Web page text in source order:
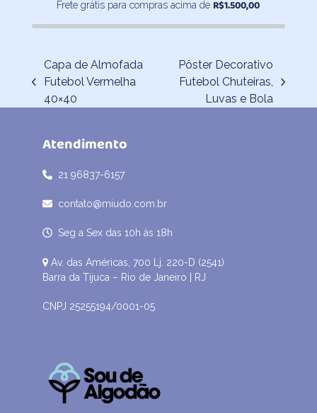
Frete grátis para compras acima de R$1.500,00
previous
post:
Capa de Almofada
Futebol Vermelha
40×40
next
post:
Pôster Decorativo
Futebol Chuteiras,
Luvas e Bola
Atendimento
21 96837-6157
contato@miudo.com.br
Seg a Sex das 10h às 18h
Av. das Américas, 700 Lj. 220-D (2541)
Barra da Tijuca – Rio de Janeiro | RJ
CNPJ 25255194/0001-05